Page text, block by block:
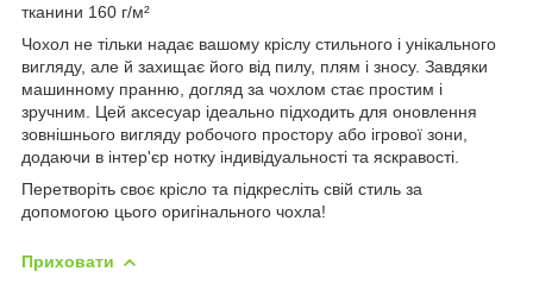
тканини 160 г/м²
Чохол не тільки надає вашому кріслу стильного і унікального
вигляду, але й захищає його від пилу, плям і зносу. Завдяки
машинному пранню, догляд за чохлом стає простим і
зручним. Цей аксесуар ідеально підходить для оновлення
зовнішнього вигляду робочого простору або ігрової зони,
додаючи в інтер'єр нотку індивідуальності та яскравості.
Перетворіть своє крісло та підкресліть свій стиль за
допомогою цього оригінального чохла!
Приховати